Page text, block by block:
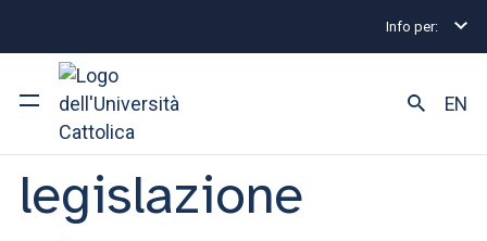
Info per:
Ateneo
EN
Economia e
FACOLTÀ DI: ECONOMIA
Economia e
legislazione